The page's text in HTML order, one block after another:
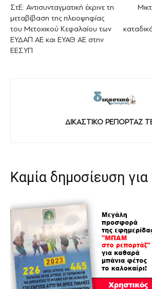
ΣτΕ: Αντισυνταγματική έκρινε τη
μεταβίβαση της πλειοψηφίας
του Μετοχικού Κεφαλαίου των
ΕΥΔΑΠ ΑΕ και ΕΥΑΘ ΑΕ στην
ΕΕΣΥΠ
ΔΙΚΑΣΤΙΚΟ ΡΕΠΟΡΤΑΖ
Καμία δημοσίευση